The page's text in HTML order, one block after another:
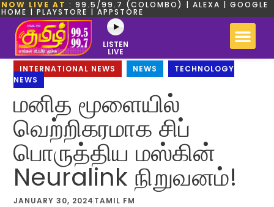
NOW LIVE AT : 99.5/99.7 (COLOMBO) | ALEXA | GOOGLE
HOME | PLAYSTORE | APPSTORE
LISTEN
LIVE
INTERNATIONAL NEWS
NEWS
TECHNOLOGY
NEWS
மனித மூளையில்
வெற்றிகரமாக சிப்
பொருத்திய மஸ்கின்
Neuralink நிறுவனம்!
JANUARY 30, 2024 TAMIL FM